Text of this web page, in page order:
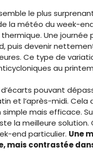
le plus
la météo du week-
thermique. Une
puis devenir
Ce type de
au
pouvant
et l’après-midi. Cela
mais efficace.
la meilleure solution.
end particulier. Une
mais contrastée